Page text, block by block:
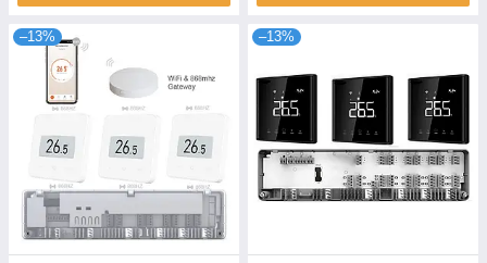
–13% –13%